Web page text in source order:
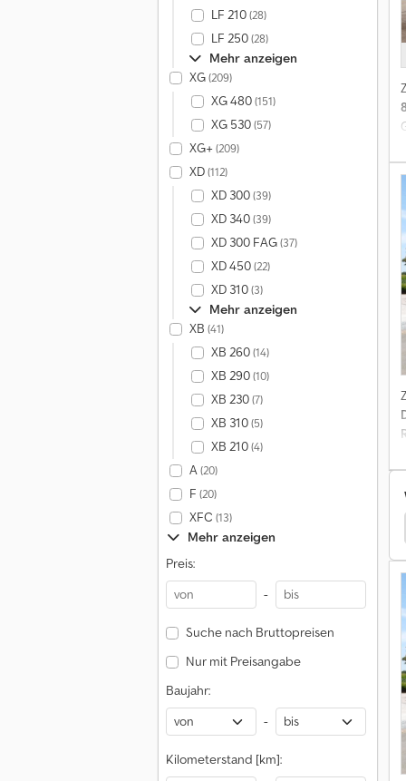
LF 210(28)
LF 250(28)
Mehr anzeigen
XG(209)
XG 480(151)
XG 530(57)
XG+(209)
XD(112)
XD 300(39)
XD 340(39)
XD 300 FAG(37)
XD 450(22)
XD 310(3)
Mehr anzeigen
XB (41)
XB 260(14)
XB 290(10)
XB 230(7)
XB 310(5)
XB 210(4)
A(20)
F (20)
XFC (13)
Mehr anzeigen
Preis:
-
Suche nach Bruttopreisen
Nur mit Preisangabe
Baujahr:
-
Kilometerstand [km]:
Reisch Lkw Mit Pritsche & Plane